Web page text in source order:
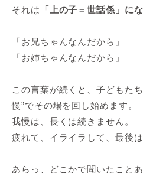
それは
「上の子＝世話係」に
「お兄ちゃんなんだから」
「お姉ちゃんなんだから」
この言葉が続くと、子どもた
慢”でその場を回し始めます。
我慢は、長くは続きません。
疲れて、イライラして、最後は
あらっ、どこかで聞いたこと